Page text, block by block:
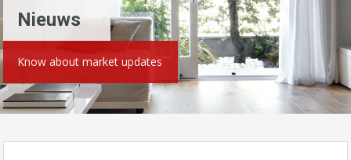
Nieuws
Know about market updates